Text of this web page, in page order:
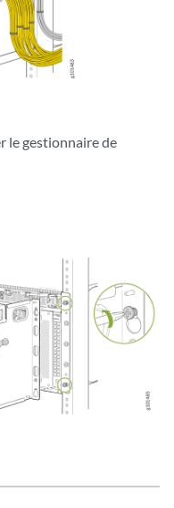
le gestionnaire de